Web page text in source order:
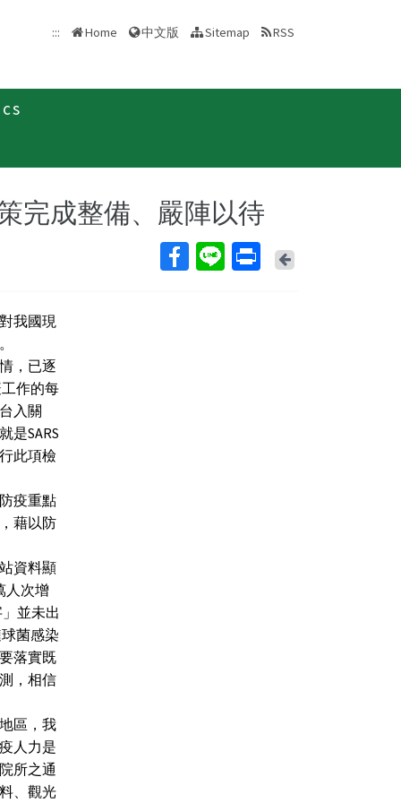
::: Home 中文版 Sitemap RSS
完成整備、嚴陣以待
Back
我國現
，已逐
作的每
入關
是SARS
此項檢
疫重點
藉以防
資料顯
人次增
並未出
菌感染
落實既
，相信
區，我
人力是
所之通
、觀光